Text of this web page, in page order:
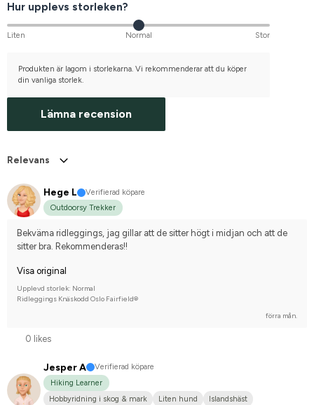
Hur upplevs storleken?
Liten Normal Stor
Produkten är lagom i storlekarna. Vi rekommenderar att du köper
din vanliga storlek.
Lämna recension
Relevans
Hege L
Verifierad köpare
Outdoorsy Trekker
Bekväma ridleggings, jag gillar att de sitter högt i midjan och att de
sitter bra. Rekommenderas!!
Visa original
Upplevd storlek: Normal
Ridleggings Knäskodd Oslo Fairfield®
förra mån.
0 likes
Jesper A
Verifierad köpare
Hiking Learner
Hobbyridning i skog & mark
Liten hund Islandshäst